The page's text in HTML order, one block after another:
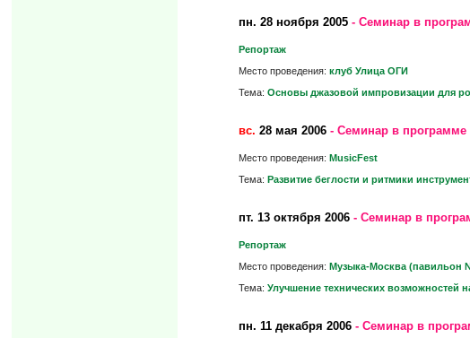
пн. 28 ноября 2005- Семинар в
Репортаж
Место проведения: клуб Улица ОГИ
Тема: Основы джазовой импровизации для
вс. 28 мая 2006- Семинар в программе
Место проведения: MusicFest
Тема: Развитие беглости и ритмики
пт. 13 октября 2006- Семинар в
Репортаж
Место проведения: Музыка-Москва (павильон
Тема: Улучшение технических возможностей
пн. 11 декабря 2006- Семинар в